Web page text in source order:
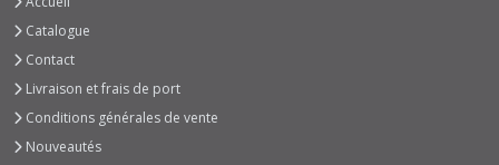
Catalogue
Contact
Livraison et frais de port
Conditions générales de vente
Nouveautés